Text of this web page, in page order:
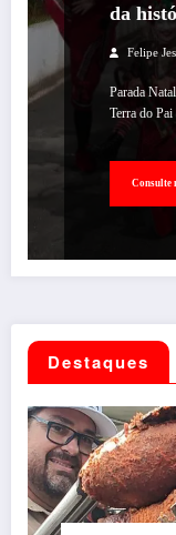
da
Felipe
Parada
Terra do
Consulte
Destaques